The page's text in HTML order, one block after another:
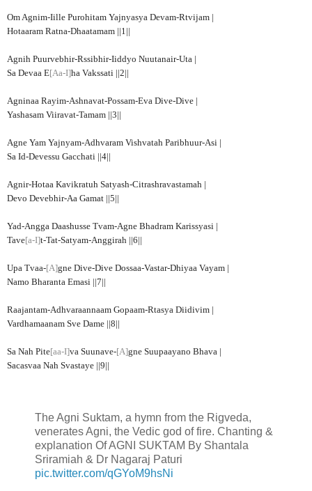
Om Agnim-Iille Purohitam Yajnyasya Devam-Rtvijam |
Hotaaram Ratna-Dhaatamam ||1||
Agnih Puurvebhir-Rssibhir-Iiddyo Nuutanair-Uta |
Sa Devaa E[Aa-I]ha Vakssati ||2||
Agninaa Rayim-Ashnavat-Possam-Eva Dive-Dive |
Yashasam Viiravat-Tamam ||3||
Agne Yam Yajnyam-Adhvaram Vishvatah Paribhuur-Asi |
Sa Id-Devessu Gacchati ||4||
Agnir-Hotaa Kavikratuh Satyash-Citrashravastamah |
Devo Devebhir-Aa Gamat ||5||
Yad-Angga Daashusse Tvam-Agne Bhadram Karissyasi |
Tave[a-I]t-Tat-Satyam-Anggirah ||6||
Upa Tvaa-[A]gne Dive-Dive Dossaa-Vastar-Dhiyaa Vayam |
Namo Bharanta Emasi ||7||
Raajantam-Adhvaraannaam Gopaam-Rtasya Diidivim |
Vardhamaanam Sve Dame ||8||
Sa Nah Pite[aa-I]va Suunave-[A]gne Suupaayano Bhava |
Sacasvaa Nah Svastaye ||9||
The Agni Suktam, a hymn from the Rigveda,
venerates Agni, the Vedic god of fire. Chanting &
explanation Of AGNI SUKTAM By Shantala
Sriramiah & Dr Nagaraj Paturi
pic.twitter.com/qGYoM9hsNi